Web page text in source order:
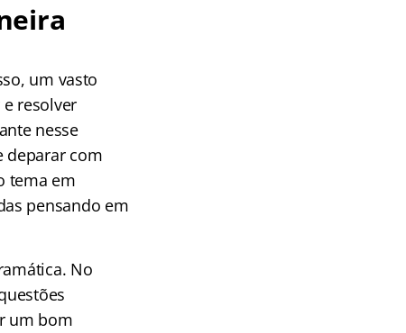
um vasto
resolver
nesse
deparar com
tema em
pensando em
No
um bom